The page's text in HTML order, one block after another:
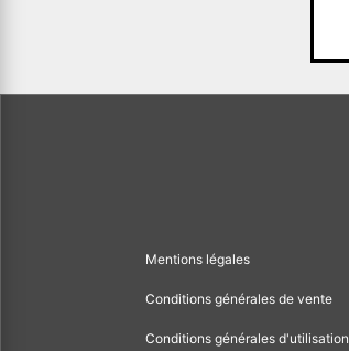
Mentions légales
Conditions générales de vente
Conditions générales d'utilisation